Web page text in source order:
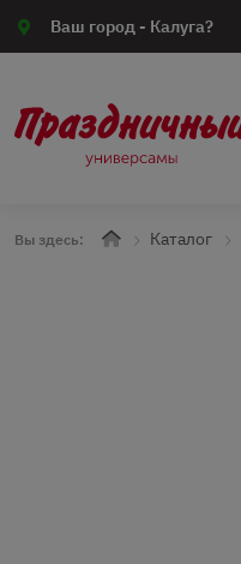
Ваш город - Калуга?
Вы здесь: Каталог